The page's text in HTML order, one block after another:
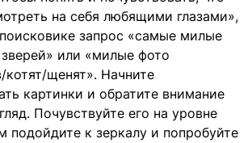
на себя любящими глазами»,
запрос «самые милые
или «милые фото
котят/щенят». Начните
картинки и обратите внимание
Почувствуйте его на уровне
подойдите к зеркалу и попробуйте